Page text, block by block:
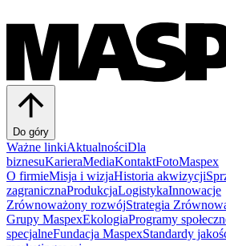
Do góry
Ważne linkiAktualnościDla
biznesuKarieraMediaKontaktFotoMaspex
O firmieMisja i wizjaHistoria akwizycji
zagranicznaProdukcjaLogistykaInnowacje
Zrównoważony rozwójStrategia
Grupy MaspexEkologiaProgramy
specjalneFundacja MaspexStandardy